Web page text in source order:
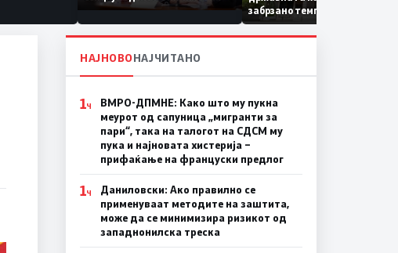
Коридор 8, Македонија
станува раскрсница на
Балканот
забрзано темпо
НАЈНОВОНАЈЧИТАНО
1Ч
ВМРО-ДПМНЕ: Како што му пукна
меурот од сапуница „мигранти за
пари“, така на талогот на СДСМ му
пука и најновата хистерија –
прифаќање на француски предлог
1Ч
Даниловски: Ако правилно се
применуваат методите на заштита,
може да се минимизира ризикот од
западнонилска треска